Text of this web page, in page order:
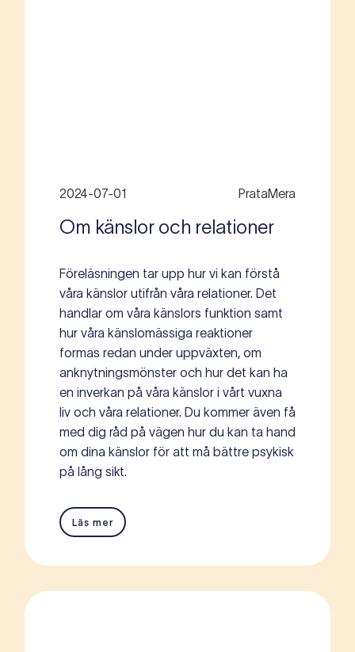
2024-07-01 PrataMera
Om känslor och relationer
Föreläsningen tar upp hur vi kan förstå
våra känslor utifrån våra relationer. Det
handlar om våra känslors funktion samt
hur våra känslomässiga reaktioner
formas redan under uppväxten, om
anknytningsmönster och hur det kan ha
en inverkan på våra känslor i vårt vuxna
liv och våra relationer. Du kommer även få
med dig råd på vägen hur du kan ta hand
om dina känslor för att må bättre psykisk
på lång sikt.
Läs mer